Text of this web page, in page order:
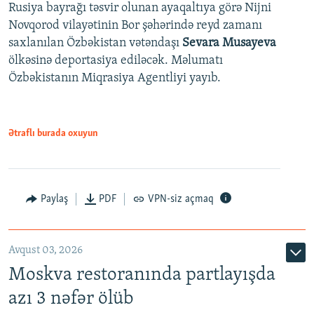
Rusiya bayrağı təsvir olunan ayaqaltıya görə Nijni
Novqorod vilayətinin Bor şəhərində reyd zamanı
saxlanılan Özbəkistan vətəndaşı Sevara Musayeva
ölkəsinə deportasiya ediləcək. Məlumatı
Özbəkistanın Miqrasiya Agentliyi yayıb.
Ətraflı burada oxuyun
Paylaş PDF VPN-siz açmaq
Avqust 03, 2026
Moskva restoranında partlayışda
azı 3 nəfər ölüb